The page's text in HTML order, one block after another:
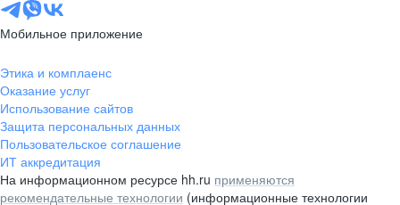
Мобильное приложение
Этика и комплаенс
Оказание услуг
Использование сайтов
Защита персональных данных
Пользовательское соглашение
ИТ аккредитация
На информационном ресурсе hh.ru применяются
рекомендательные технологии (информационные технологии